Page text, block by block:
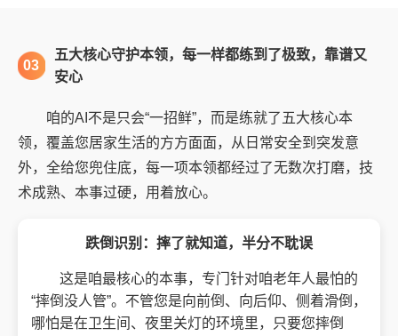
03
五大核心守护本领，每一样都练到了极致，靠谱又
安心
咱的AI不是只会“一招鲜”，而是练就了五大核心本
领，覆盖您居家生活的方方面面，从日常安全到突发意
外，全给您兜住底，每一项本领都经过了无数次打磨，技
术成熟、本事过硬，用着放心。
跌倒识别：摔了就知道，半分不耽误
这是咱最核心的本事，专门针对咱老年人最怕的
“摔倒没人管”。不管您是向前倒、向后仰、侧着滑倒，
哪怕是在卫生间、夜里关灯的环境里，只要您摔倒